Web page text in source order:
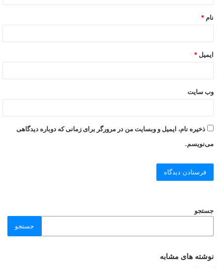
نام *
ایمیل *
وب‌ سایت
ذخیره نام، ایمیل و وبسایت من در مرورگر برای زمانی که دوباره دیدگاهی
می‌نویسم.
جستجو
جستجو
نوشته های مشابه